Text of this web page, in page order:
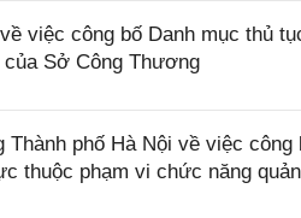
việc công bố Danh mục thủ
Sở Công Thương
phố Hà Nội về việc công
thuộc phạm vi chức năng